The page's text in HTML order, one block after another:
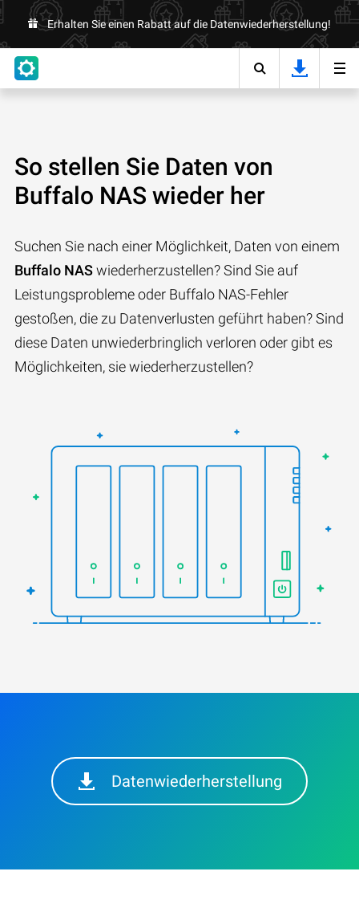
Erhalten Sie einen Rabatt auf die Datenwiederherstellung!
So stellen Sie Daten von
Buffalo NAS wieder her
Suchen Sie nach einer Möglichkeit, Daten von einem
Buffalo NASwiederherzustellen? Sind Sie auf
Leistungsprobleme oder Buffalo NAS-Fehler
gestoßen, die zu Datenverlusten geführt haben? Sind
diese Daten unwiederbringlich verloren oder gibt es
Möglichkeiten, sie wiederherzustellen?
Datenwiederherstellung